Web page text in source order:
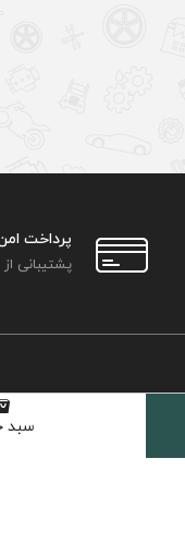
سبد
پرداخت
پشتیبانی